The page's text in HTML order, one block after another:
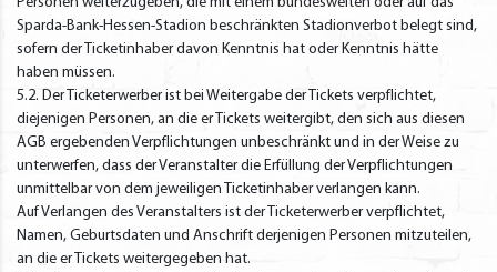
Sparda-Bank-Hessen-Stadion beschränkten Stadionverbot belegt sind,
sofern der Ticketinhaber davon Kenntnis hat oder Kenntnis hätte
haben müssen.
5.2. Der Ticketerwerber ist bei Weitergabe der Tickets verpflichtet,
diejenigen Personen, an die er Tickets weitergibt, den sich aus diesen
AGB ergebenden Verpflichtungen unbeschränkt und in der Weise zu
unterwerfen, dass der Veranstalter die Erfüllung der Verpflichtungen
unmittelbar von dem jeweiligen Ticketinhaber verlangen kann.
Auf Verlangen des Veranstalters ist der Ticketerwerber verpflichtet,
Namen, Geburtsdaten und Anschrift derjenigen Personen mitzuteilen,
an die er Tickets weitergegeben hat.